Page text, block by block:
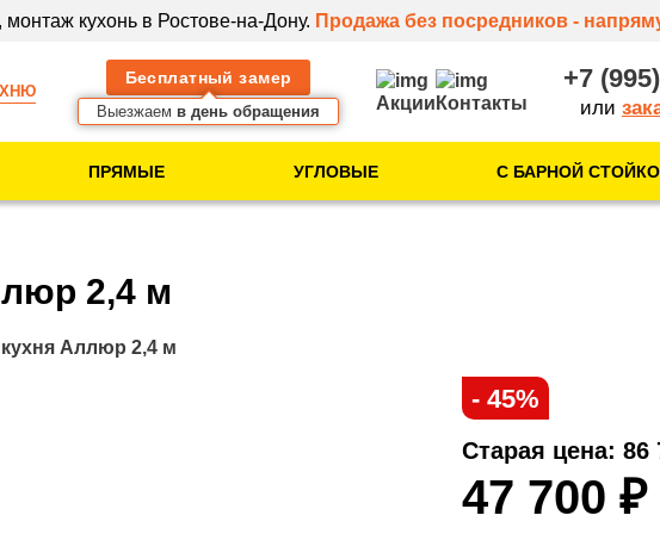
Бесплатный замер
Выезжаем в день обращения Акции Контакты
+7
или
ПРЯМЫЕ УГЛОВЫЕ С БАРНОЙ
Тип помещения О
монтаж кухонь в Ростове-на-Дону. Продажа без посредников -
2,4 м
Аллюр 2,4 м
- 45%
47 700 ₽
Старая цена: 86